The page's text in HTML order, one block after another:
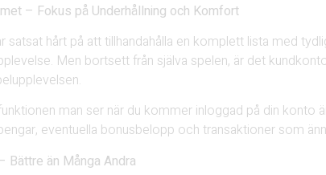
– Fokus på Underhållning och Komfort
satsat hårt på att tillhandahålla en komplett lista med
Men bortsett från själva spelen, är det
man ser när du kommer inloggad på din konto
eventuella bonusbelopp och transaktioner som
Bättre än Många Andra